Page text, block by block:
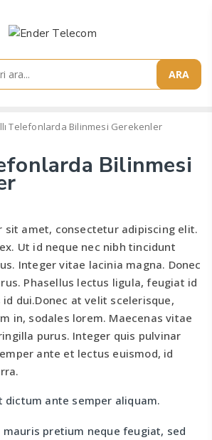
ARA
Telefonlarda Bilinmesi Gerekenler
Bilinmesi
sit amet, consectetur adipiscing elit.
Ut id neque nec nibh tincidunt
Integer vitae lacinia magna. Donec
Phasellus lectus ligula, feugiat id
dui.Donec at velit scelerisque,
in, sodales lorem. Maecenas vitae
purus. Integer quis pulvinar
ante et lectus euismod, id
dictum ante semper aliquam.
mauris pretium neque feugiat, sed